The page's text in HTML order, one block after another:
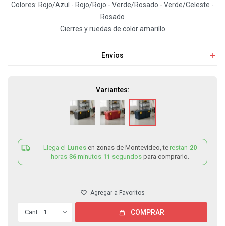
Colores: Rojo/Azul - Rojo/Rojo - Verde/Rosado - Verde/Celeste -
Rosado
Cierres y ruedas de color amarillo
Envíos
Variantes:
Llega el Lunes en zonas de Montevideo, te restan 20
horas 36 minutos 11 segundos para comprarlo.
1 COMPRAR